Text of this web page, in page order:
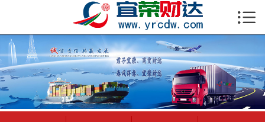
 首页
公司简介
物流新闻
绍兴至全国
